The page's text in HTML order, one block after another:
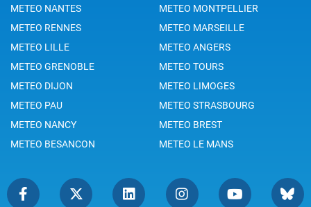
METEO NANTES
METEO MONTPELLIER
METEO RENNES
METEO MARSEILLE
METEO LILLE
METEO ANGERS
METEO GRENOBLE
METEO TOURS
METEO DIJON
METEO LIMOGES
METEO PAU
METEO STRASBOURG
METEO NANCY
METEO BREST
METEO BESANCON
METEO LE MANS